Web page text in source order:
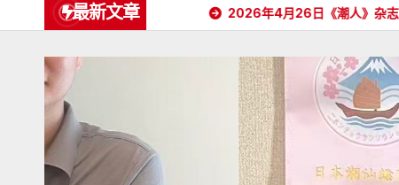
最新文章
汕商会颜会长访日 2026年4月26日《潮人》杂志顺利抵达日本